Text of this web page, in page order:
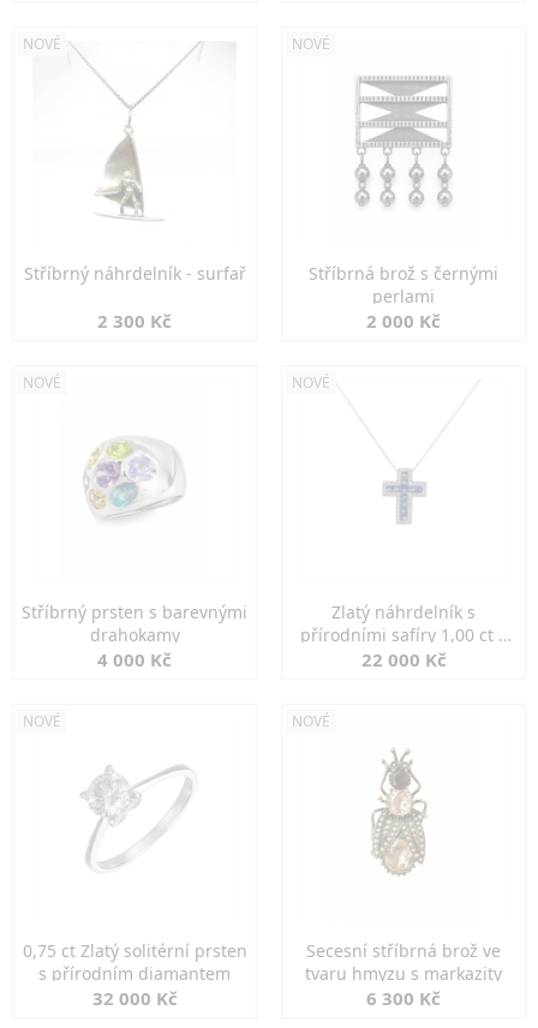
NOVÉ
Stříbrný náhrdelník - surfař
2 300 Kč
NOVÉ
Stříbrná brož s černými
perlami
2 000 Kč
NOVÉ
Stříbrný prsten s barevnými
drahokamy
4 000 Kč
NOVÉ
Zlatý náhrdelník s
přírodními safíry 1,00 ct a
diamanty
22 000 Kč
NOVÉ
0,75 ct Zlatý solitérní prsten
s přírodním diamantem
32 000 Kč
NOVÉ
Secesní stříbrná brož ve
tvaru hmyzu s markazity
6 300 Kč